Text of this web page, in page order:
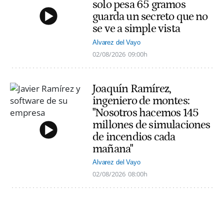
solo pesa 65 gramos
guarda un secreto que no
se ve a simple vista
Alvarez del Vayo
02/08/2026 09:00h
Joaquín Ramírez,
ingeniero de montes:
"Nosotros hacemos 145
millones de simulaciones
de incendios cada
mañana"
Alvarez del Vayo
02/08/2026 08:00h